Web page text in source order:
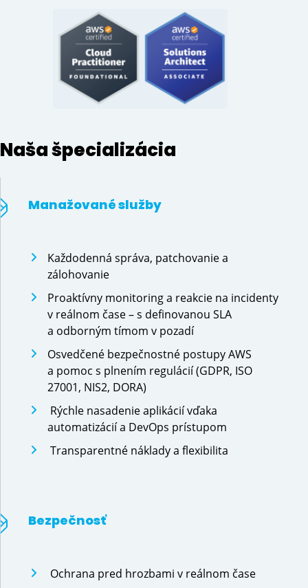
Naša špecializácia
Manažované služby
Každodenná správa, patchovanie a
zálohovanie
Proaktívny monitoring a reakcie na incidenty
v reálnom čase – s definovanou SLA
a odborným tímom v pozadí
Osvedčené bezpečnostné postupy AWS
a pomoc s plnením regulácií (GDPR, ISO
27001, NIS2, DORA)
Rýchle nasadenie aplikácií vďaka
automatizácií a DevOps prístupom
Transparentné náklady a flexibilita
Bezpečnosť
Ochrana pred hrozbami v reálnom čase